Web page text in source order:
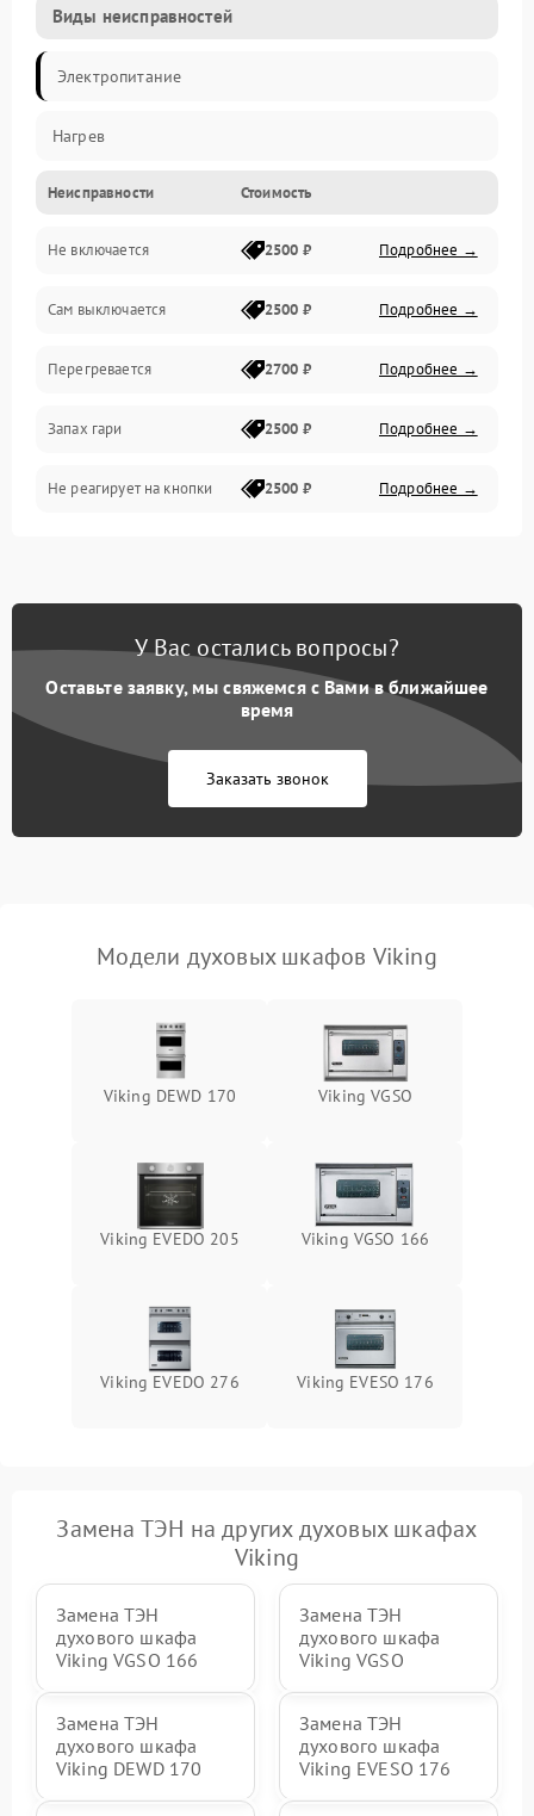
Виды неисправностей
Электропитание
Нагрев
Неисправности Стоимость
Не включается 2500 ₽ Подробнее →
Сам выключается 2500 ₽ Подробнее →
Перегревается 2700 ₽ Подробнее →
Запах гари 2500 ₽ Подробнее →
Не реагирует на кнопки 2500 ₽ Подробнее →
У Вас остались вопросы?
Оставьте заявку, мы свяжемся с Вами в ближайшее
время
Заказать звонок
Модели духовых шкафов Viking
Viking DEWD 170 Viking VGSO
Viking EVEDO 205 Viking VGSO 166
Viking EVEDO 276 Viking EVESO 176
Замена ТЭН на других духовых шкафах
Viking
Замена ТЭН
духового шкафа
Viking VGSO 166
Замена ТЭН
духового шкафа
Viking VGSO
Замена ТЭН
духового шкафа
Viking DEWD 170
Замена ТЭН
духового шкафа
Viking EVESO 176